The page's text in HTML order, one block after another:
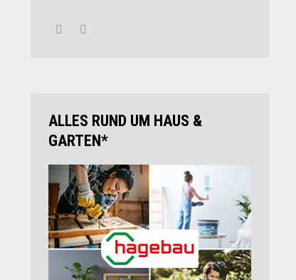
ALLES RUND UM HAUS &
GARTEN*